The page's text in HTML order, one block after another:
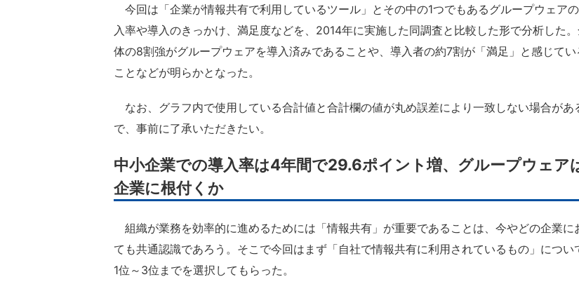
今回は「企業が情報共有で利用しているツール」とその中の1つでもあるグループウェア
入率や導入のきっかけ、満足度などを、2014年に実施した同調査と比較した形で分析した
体の8割強がグループウェアを導入済みであることや、導入者の約7割が「満足」と感じてい
ことなどが明らかとなった。
なお、グラフ内で使用している合計値と合計欄の値が丸め誤差により一致しない場合があ
で、事前に了承いただきたい。
中小企業での導入率は4年間で29.6ポイント増、グループウェア
企業に根付くか
組織が業務を効率的に進めるためには「情報共有」が重要であることは、今やどの企業に
ても共通認識であろう。そこで今回はまず「自社で情報共有に利用されているもの」につい
1位～3位までを選択してもらった。